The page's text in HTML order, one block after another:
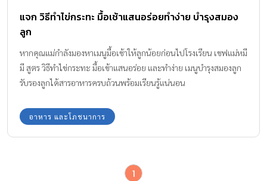
แจก วิธีทำไข่กระทะ มื้อเช้าแสนอร่อยทำง่าย บำรุงสมอง
ลูก
หากคุณแม่กำลังมองหาเมนูมื้อเช้าให้ลูกน้อยก่อนไปโรงเรียน เชฟแม่หมี
มี สูตร วิธีทำไข่กระทะ มื้อเช้าแสนอร่อย และทำง่าย เมนูบำรุงสมองลูก
รับรองลูกได้สารอาหารครบถ้วนพร้อมเรียนรู้แน่นอน
อาหาร และโภชนาการ
1